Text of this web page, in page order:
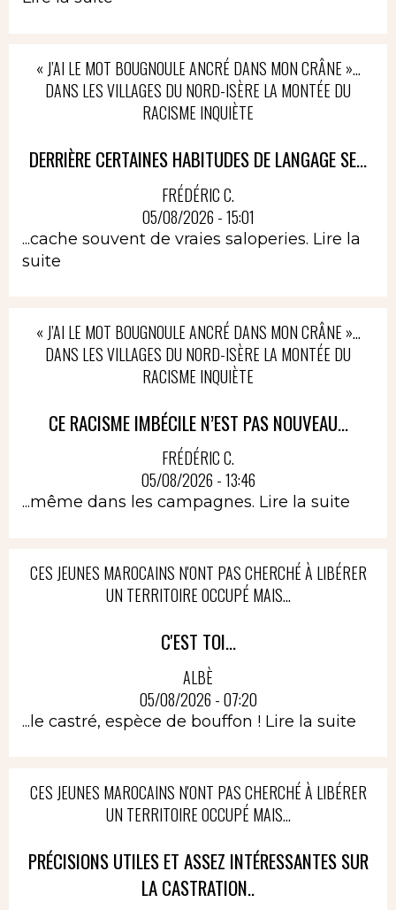
« J’AI LE MOT BOUGNOULE ANCRÉ DANS MON CRÂNE »…
DANS LES VILLAGES DU NORD-ISÈRE LA MONTÉE DU
RACISME INQUIÈTE
DERRIÈRE CERTAINES HABITUDES DE LANGAGE SE...
FRÉDÉRIC C.
05/08/2026 - 15:01
...cache souvent de vraies saloperies. Lire la
suite
« J’AI LE MOT BOUGNOULE ANCRÉ DANS MON CRÂNE »…
DANS LES VILLAGES DU NORD-ISÈRE LA MONTÉE DU
RACISME INQUIÈTE
CE RACISME IMBÉCILE N’EST PAS NOUVEAU...
FRÉDÉRIC C.
05/08/2026 - 13:46
...même dans les campagnes. Lire la suite
CES JEUNES MAROCAINS N'ONT PAS CHERCHÉ À LIBÉRER
UN TERRITOIRE OCCUPÉ MAIS...
C'EST TOI...
ALBÈ
05/08/2026 - 07:20
...le castré, espèce de bouffon ! Lire la suite
CES JEUNES MAROCAINS N'ONT PAS CHERCHÉ À LIBÉRER
UN TERRITOIRE OCCUPÉ MAIS...
PRÉCISIONS UTILES ET ASSEZ INTÉRESSANTES SUR
LA CASTRATION..